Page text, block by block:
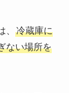
冷蔵庫に
ない場所を